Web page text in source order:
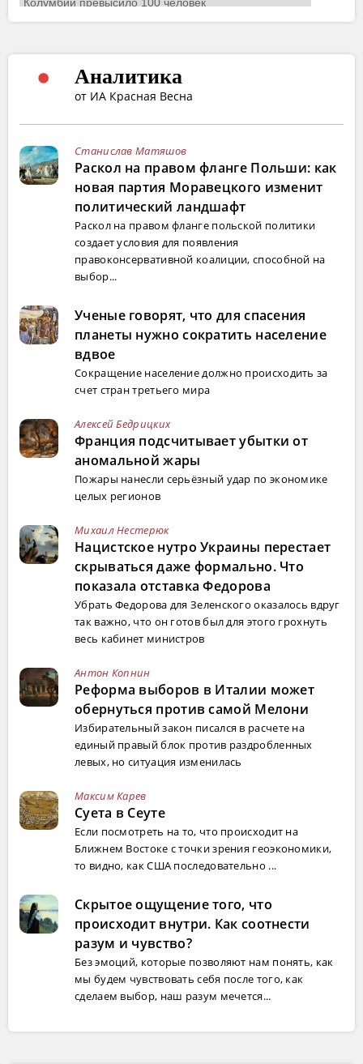
Аналитика
от ИА Красная Весна
Станислав Матяшов
Раскол на правом фланге Польши: как
новая партия Моравецкого изменит
политический ландшафт
Раскол на правом фланге польской политики
создает условия для появления
правоконсервативной коалиции, способной на
выбор...
Ученые говорят, что для спасения
планеты нужно сократить население
вдвое
Сокращение население должно происходить за
счет стран третьего мира
Алексей Бедрицких
Франция подсчитывает убытки от
аномальной жары
Пожары нанесли серьёзный удар по экономике
целых регионов
Михаил Нестерюк
Нацистское нутро Украины перестает
скрываться даже формально. Что
показала отставка Федорова
Убрать Федорова для Зеленского оказалось вдруг
так важно, что он готов был для этого грохнуть
весь кабинет министров
Антон Копнин
Реформа выборов в Италии может
обернуться против самой Мелони
Избирательный закон писался в расчете на
единый правый блок против раздробленных
левых, но ситуация изменилась
Максим Карев
Суета в Сеуте
Если посмотреть на то, что происходит на
Ближнем Востоке с точки зрения геоэкономики,
то видно, как США последовательно ...
Скрытое ощущение того, что
происходит внутри. Как соотнести
разум и чувство?
Без эмоций, которые позволяют нам понять, как
мы будем чувствовать себя после того, как
сделаем выбор, наш разум мечется...